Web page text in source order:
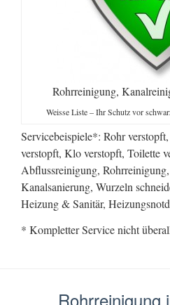
Rohrreinigung,
Weisse Liste – Ihr Schutz vor
Servicebeispiele*: Rohr
verstopft, Klo verstopft, Toilette
Abflussreinigung,
Kanalsanierung, Wurzeln
Heizung & Sanitär,
* Kompletter Service nicht
Rohrreinigung